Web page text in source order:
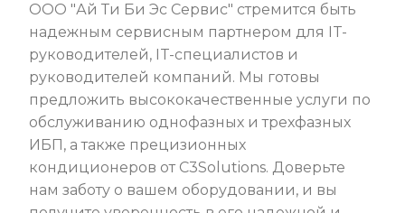
ООО "Ай Ти Би Эс Сервис" стремится быть
надежным сервисным партнером для IT-
руководителей, IT-специалистов и
руководителей компаний. Мы готовы
предложить высококачественные услуги по
обслуживанию однофазных и трехфазных
ИБП, а также прецизионных
кондиционеров от C3Solutions. Доверьте
нам заботу о вашем оборудовании, и вы